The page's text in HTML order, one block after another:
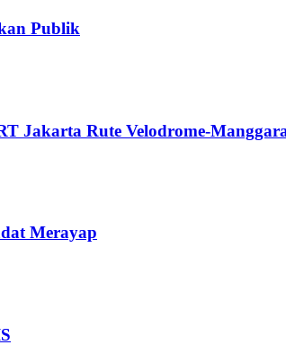
Publik
Jakarta Rute Velodrome-
Merayap